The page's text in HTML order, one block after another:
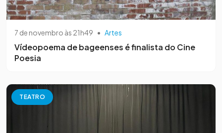
7 de novembro às 21h49 • Artes
Vídeopoema de bageenses é finalista do Cine
Poesia
TEATRO